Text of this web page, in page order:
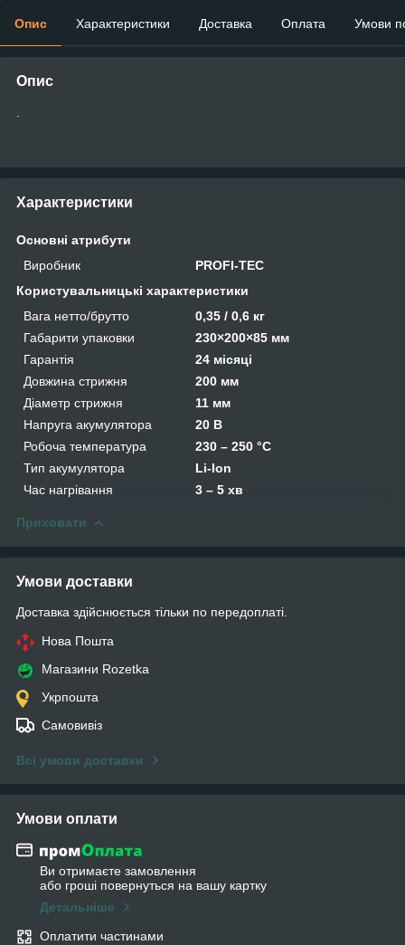
Опис Характеристики Доставка Оплата Умови
Опис
Характеристики
Основні атрибути
Виробник
PROFI-TEC
Користувальницькі характеристики
Вага нетто/брутто
0,35 / 0,6 кг
Габарити упаковки
230×200×85 мм
Гарантія
24 місяці
Довжина стрижня
200 мм
Діаметр стрижня
11 мм
Напруга акумулятора
20 В
Робоча температура
230 – 250 °С
Тип акумулятора
Li-Ion
Час нагрівання
3 – 5 хв
Приховати
Умови доставки
Доставка здійснюється тільки по передоплаті.
Нова Пошта
Магазини Rozetka
Укрпошта
Самовивіз
Всі умови доставки
Умови оплати
Ви отримаєте замовлення
або гроші повернуться на вашу картку
Детальніше
Оплатити частинами